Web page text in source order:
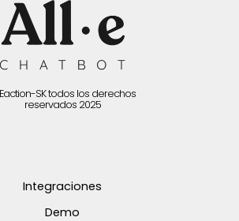
SK todos los derechos
reservados 2025
Integraciones
Demo